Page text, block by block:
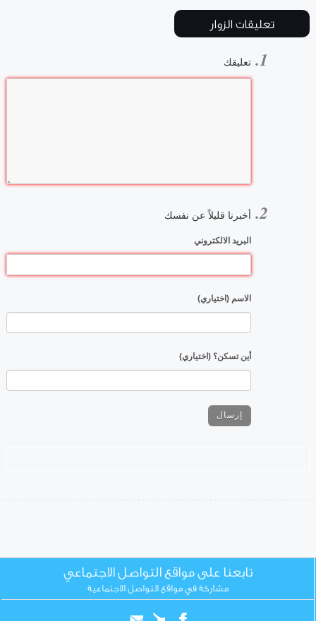
تعليقات الزوار
تعليقك
أخبرنا قليلاً عن نفسك
البريد الالكتروني
الاسم (اختياري)
أين تسكن؟ (اختياري)
تابعنا على مواقع التواصل الاجتماعي
مشاركة في مواقع التواصل الاجتماعية